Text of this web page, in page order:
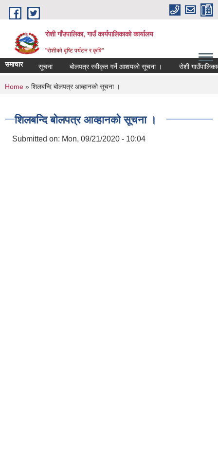
Skip to main content
रोशी गाँउपालिका, गाउँ कार्यपालिकाको कार्यालय
"रोशीको दृष्टि पर्यटन र कृषि"
समाचार
आव्हानको सूचना बोलपत्र स्वीकृत गर्ने आशयको सूचना । रोशी
You are here
Home » शिलबन्दि बोलपत्र आव्हानको सूचना ।
शिलबन्दि बोलपत्र आव्हानको सूचना ।
Submitted on: Mon, 09/21/2020 - 10:04